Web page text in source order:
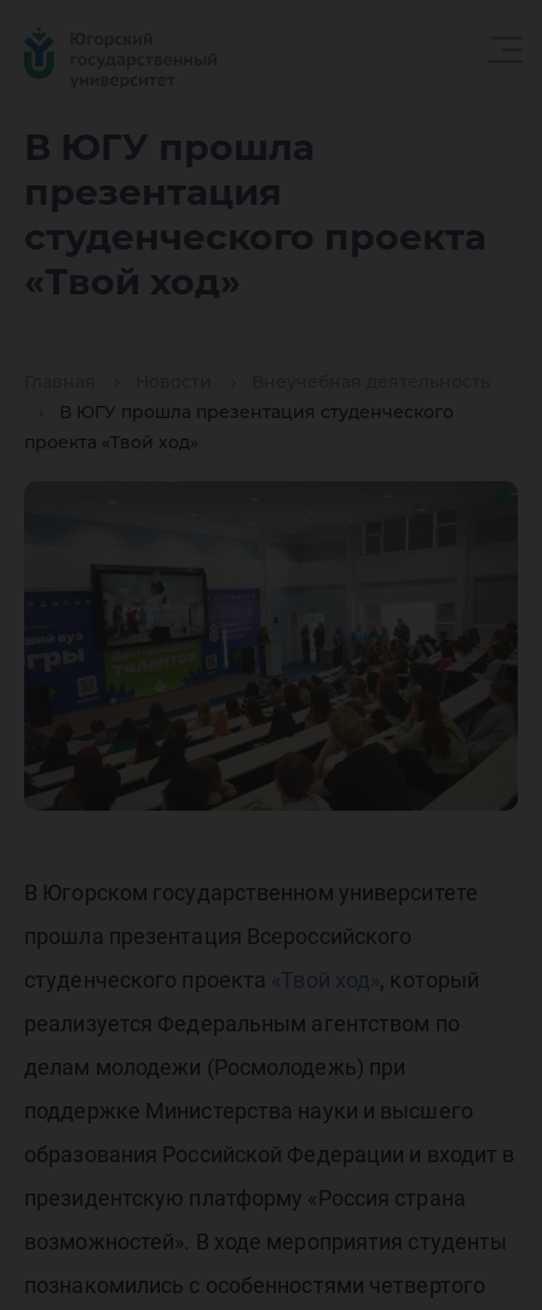
В ЮГУ прошла
презентация
студенческого проекта
«Твой ход»
В ЮГУ прошла презентация студенческого
проекта «Твой ход»
В ЮГУ
ход»
В Югорском государственном университете
прошла презентация Всероссийского
студенческого проекта «Твой ход», который
реализуется Федеральным агентством по
делам молодежи (Росмолодежь) при
поддержке Министерства науки и высшего
образования Российской Федерации и входит в
президентскую платформу «Россия страна
возможностей». В ходе мероприятия студенты
познакомились с особенностями четвертого